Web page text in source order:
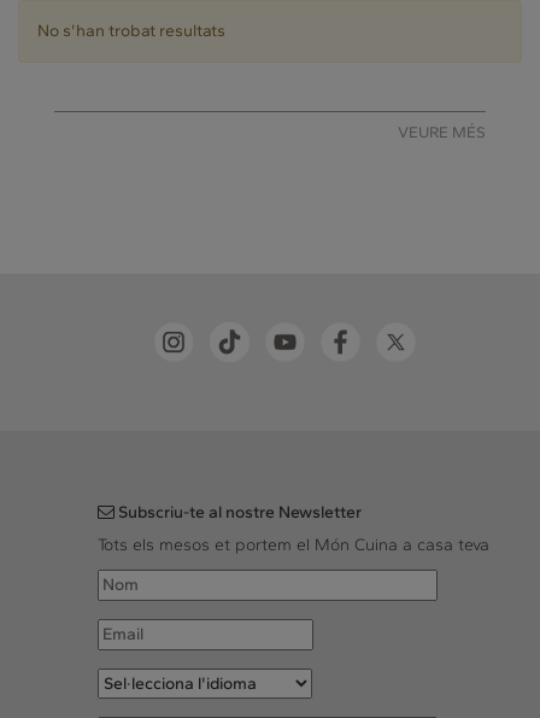
No s'han trobat resultats
VEURE MÉS
Subscriu-te al nostre Newsletter
Tots els mesos et portem el Món Cuina a casa teva